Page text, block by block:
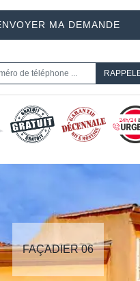
FAÇADIER 06